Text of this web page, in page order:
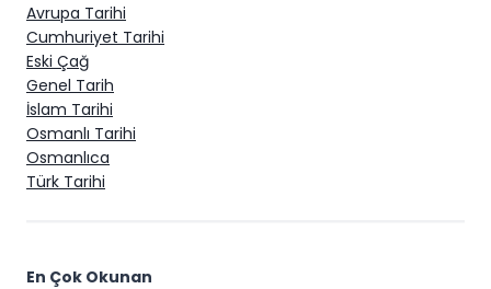
Avrupa Tarihi
Cumhuriyet Tarihi
Eski Çağ
Genel Tarih
İslam Tarihi
Osmanlı Tarihi
Osmanlıca
Türk Tarihi
En Çok Okunan